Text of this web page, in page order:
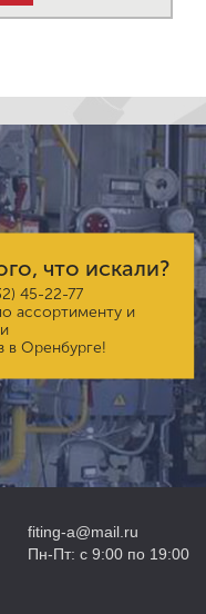
что искали?
45-22-77
ассортименту и
в Оренбурге!
fiting-a@mail.ru
Пн-Пт: с 9:00 по 19:00